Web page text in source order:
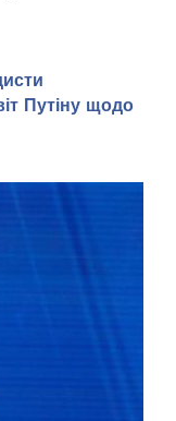
Путіну щодо